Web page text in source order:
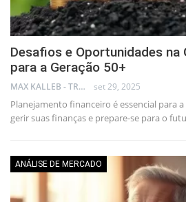
Desafios e Oportunidades na
para a Geração 50+
MAX KALLEB - TRADER set 29, 2025
Planejamento financeiro é essencial para
gerir suas finanças e prepare-se para o
ANÁLISE DE MERCADO